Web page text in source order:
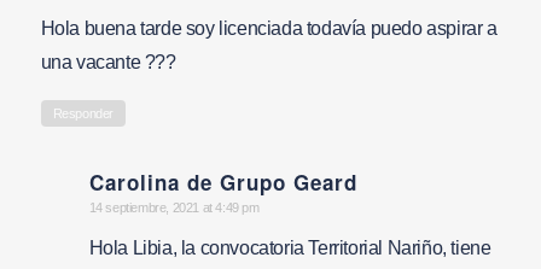
Hola buena tarde soy licenciada todavía puedo aspirar a
una vacante ???
Responder
Carolina de Grupo Geard
says:
14 septiembre, 2021 at 4:49 pm
Hola Libia, la convocatoria Territorial Nariño, tiene